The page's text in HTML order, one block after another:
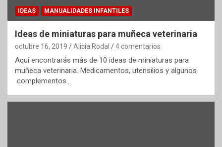
IDEAS MANUALIDADES INFANTILES
Ideas de miniaturas para muñeca veterinaria
octubre 16, 2019 Alicia Rodal 4 comentarios
Aquí encontrarás más de 10 ideas de miniaturas para
muñeca veterinaria. Medicamentos, utensilios y algunos
complementos…